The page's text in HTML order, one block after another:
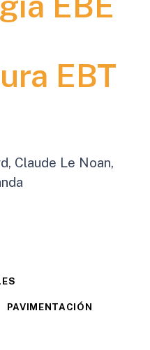
EBT
Claude Le Noan,
PAVIMENTACIÓN